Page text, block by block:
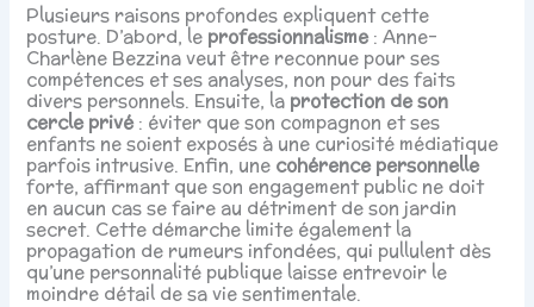
Plusieurs raisons profondes expliquent cette
posture. D’abord, le professionnalisme: Anne-
Charlène Bezzina veut être reconnue pour ses
compétences et ses analyses, non pour des faits
divers personnels. Ensuite, la protection de son
cercle privé: éviter que son compagnon et ses
enfants ne soient exposés à une curiosité médiatique
parfois intrusive. Enfin, une cohérence personnelle
forte, affirmant que son engagement public ne doit
en aucun cas se faire au détriment de son jardin
secret. Cette démarche limite également la
propagation de rumeurs infondées, qui pullulent dès
qu’une personnalité publique laisse entrevoir le
moindre détail de sa vie sentimentale.